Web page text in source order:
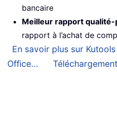
bancaire
Meilleur rapport
rapport à l’achat de
En savoir plus sur
Office...